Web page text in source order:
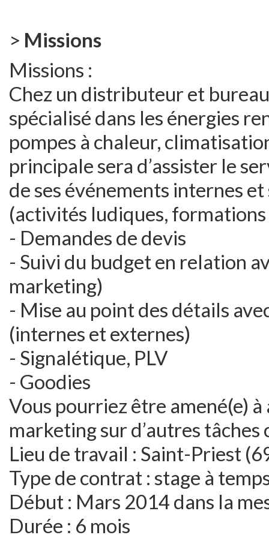
> Missions
Missions :
Chez un distributeur et
spécialisé dans les énergies
pompes à chaleur,
principale sera d’assister le
de ses événements internes
(activités ludiques,
- Demandes de devis
- Suivi du budget en relation
marketing)
- Mise au point des détails
(internes et externes)
- Signalétique, PLV
- Goodies
Vous pourriez être amené(e)
marketing sur d’autres tâches
Lieu de travail : Saint-Priest
Type de contrat : stage à
Début : Mars 2014 dans la
Durée : 6 mois